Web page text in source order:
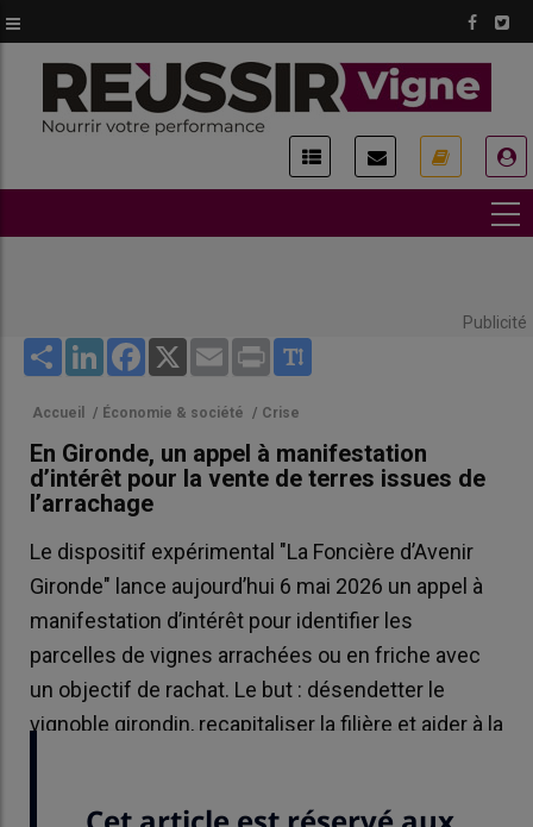
au
contenu
principal
Publicité
Share LinkedInFacebook
X Email Print
Accueil / Économie & société / Crise
En Gironde, un appel à manifestation
d’intérêt pour la vente de terres issues de
l’arrachage
Le dispositif expérimental "La Foncière d’Avenir
Gironde" lance aujourd’hui 6 mai 2026 un appel à
manifestation d’intérêt pour identifier les
parcelles de vignes arrachées ou en friche avec
un objectif de rachat. Le but : désendetter le
vignoble girondin, recapitaliser la filière et aider à la